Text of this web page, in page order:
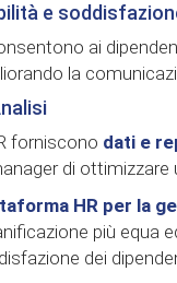
e
ai
la
forniscono dati e
di ottimizzare
HR per la
più
dei